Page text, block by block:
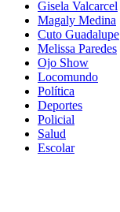
Gisela Valcarcel
Magaly Medina
Cuto Guadalupe
Melissa Paredes
Ojo Show
Locomundo
Política
Deportes
Policial
Salud
Escolar